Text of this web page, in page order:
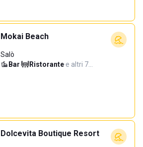
Mokai Beach
Salò
Bar· Ristorante·e altri 7…
Dolcevita Boutique Resort